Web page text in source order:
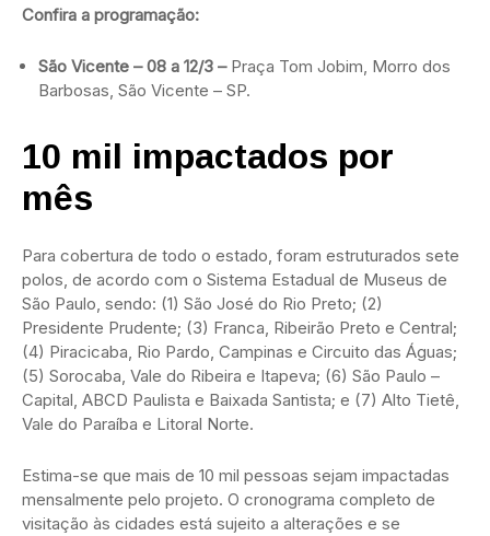
Confira a programação:
São Vicente – 08 a 12/3 – Praça Tom Jobim, Morro dos
Barbosas, São Vicente – SP.
10 mil impactados por
mês
Para cobertura de todo o estado, foram estruturados sete
polos, de acordo com o Sistema Estadual de Museus de
São Paulo, sendo: (1) São José do Rio Preto; (2)
Presidente Prudente; (3) Franca, Ribeirão Preto e Central;
(4) Piracicaba, Rio Pardo, Campinas e Circuito das Águas;
(5) Sorocaba, Vale do Ribeira e Itapeva; (6) São Paulo –
Capital, ABCD Paulista e Baixada Santista; e (7) Alto Tietê,
Vale do Paraíba e Litoral Norte.
Estima-se que mais de 10 mil pessoas sejam impactadas
mensalmente pelo projeto. O cronograma completo de
visitação às cidades está sujeito a alterações e se